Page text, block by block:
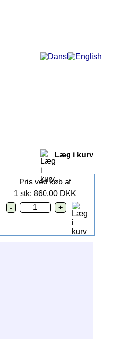
Læg i kurv
Pris ved køb af
1 stk: 860,00 DKK